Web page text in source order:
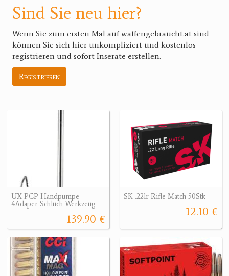
Sind Sie neu hier?
Wenn Sie zum ersten Mal auf waffengebraucht.at sind
können Sie sich hier unkompliziert und kostenlos
registrieren und sofort Inserate erstellen.
Registrieren
UX PCP Handpumpe
4Adaper Schluch Werkzeug
139.90 €
SK .22lr Rifle Match 50Stk
12.10 €